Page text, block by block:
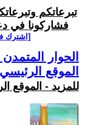
تبرعاتكم
فشاركونا في
[اشترك
الحوار
الموقع الرئيسي
للمزيد - الموقع